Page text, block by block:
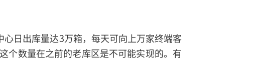
日出库量达3万箱，每天可向上万家终端客
个数量在之前的老库区是不可能实现的。有